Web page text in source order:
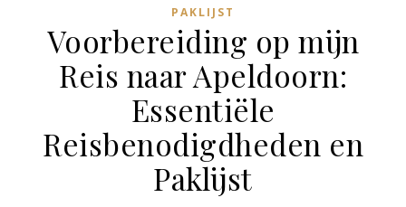
PAKLIJST
Voorbereiding op mijn
Reis naar Apeldoorn:
Essentiële
Reisbenodigdheden en
Paklijst